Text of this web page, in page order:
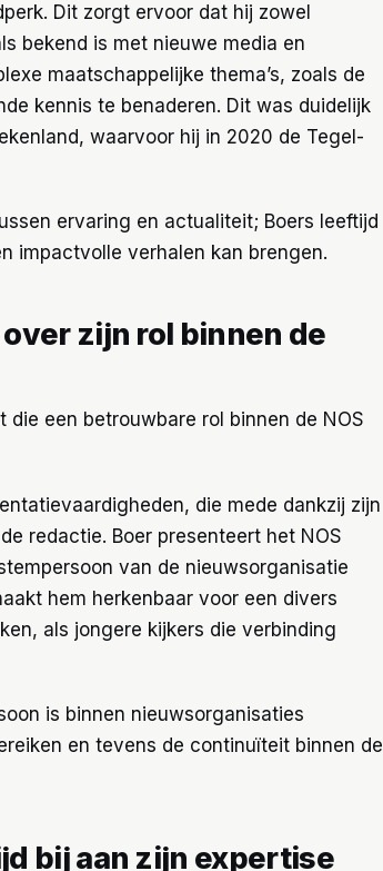
Dit zorgt ervoor dat hij zowel
bekend is met nieuwe media en
maatschappelijke thema’s, zoals de
kennis te benaderen. Dit was duidelijk
waarvoor hij in 2020 de Tegel-
ervaring en actualiteit; Boers leeftijd
impactvolle verhalen kan brengen.
zijn rol binnen de
een betrouwbare rol binnen de NOS
die mede dankzij zijn
redactie. Boer presenteert het NOS
van de nieuwsorganisatie
hem herkenbaar voor een divers
als jongere kijkers die verbinding
is binnen nieuwsorganisaties
en tevens de continuïteit binnen de
bij aan zijn expertise